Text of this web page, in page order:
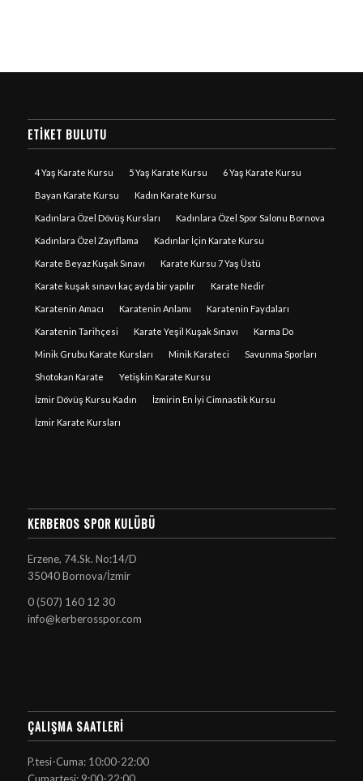
ETIKET BULUTU
4 Yaş Karate Kursu 5 Yaş Karate Kursu 6 Yaş Karate Kursu
Bayan Karate Kursu Kadın Karate Kursu
Kadınlara Özel Dövüş Kursları Kadınlara Özel Spor Salonu Bornova
Kadınlara Özel Zayıflama Kadınlar İçin Karate Kursu
Karate Beyaz Kuşak Sınavı Karate Kursu 7 Yaş Üstü
Karate kuşak sınavı kaç ayda bir yapılır Karate Nedir
Karatenin Amacı Karatenin Anlamı Karatenin Faydaları
Karatenin Tarihçesi Karate Yeşil Kuşak Sınavı Karma Do
Minik Grubu Karate Kursları Minik Karateci Savunma Sporları
Shotokan Karate Yetişkin Karate Kursu
İzmir Dövüş Kursu Kadın İzmirin En İyi Cimnastik Kursu
İzmir Karate Kursları
KERBEROS SPOR KULÜBÜ
Erzene, 74.Sk. No:14/D
35040 Bornova/İzmir
0 (507) 160 12 30
info@kerberosspor.com
ÇALIŞMA SAATLERI
P.tesi-Cuma: 10:00-22:00